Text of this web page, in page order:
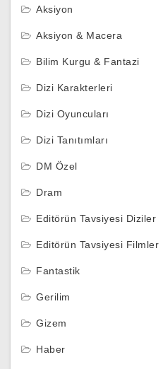
Aksiyon
Aksiyon & Macera
Bilim Kurgu & Fantazi
Dizi Karakterleri
Dizi Oyuncuları
Dizi Tanıtımları
DM Özel
Dram
Editörün Tavsiyesi Diziler
Editörün Tavsiyesi Filmler
Fantastik
Gerilim
Gizem
Haber